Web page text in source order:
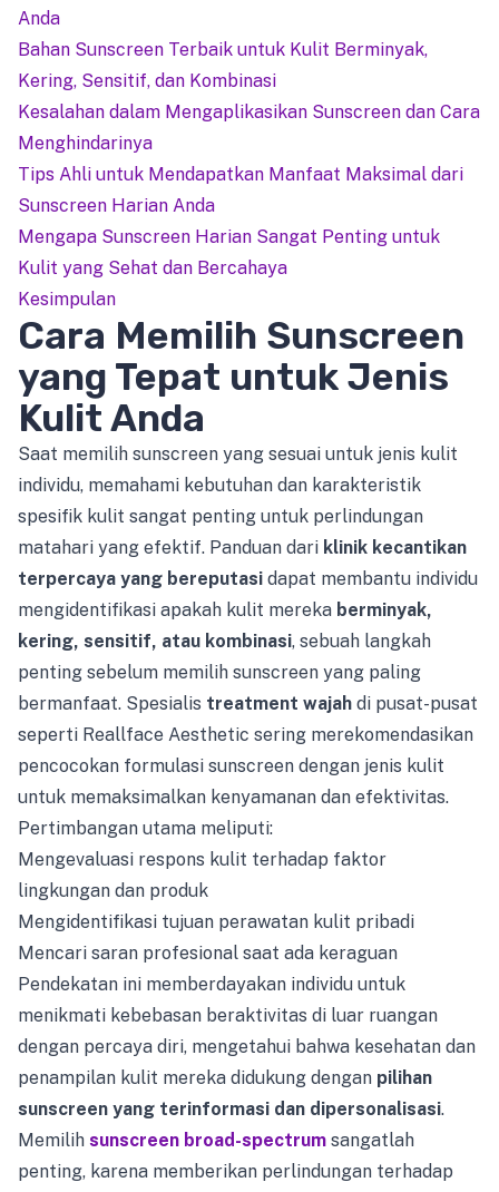
Anda
Bahan Sunscreen Terbaik untuk Kulit Berminyak,
Kering, Sensitif, dan Kombinasi
Kesalahan dalam Mengaplikasikan Sunscreen dan Cara
Menghindarinya
Tips Ahli untuk Mendapatkan Manfaat Maksimal dari
Sunscreen Harian Anda
Mengapa Sunscreen Harian Sangat Penting untuk
Kulit yang Sehat dan Bercahaya
Kesimpulan
Cara Memilih Sunscreen
yang Tepat untuk Jenis
Kulit Anda
Saat memilih sunscreen yang sesuai untuk jenis kulit
individu, memahami kebutuhan dan karakteristik
spesifik kulit sangat penting untuk perlindungan
matahari yang efektif. Panduan dari klinik kecantikan
terpercaya yang bereputasi dapat membantu individu
mengidentifikasi apakah kulit mereka berminyak,
kering, sensitif, atau kombinasi, sebuah langkah
penting sebelum memilih sunscreen yang paling
bermanfaat. Spesialis treatment wajah di pusat-pusat
seperti Reallface Aesthetic sering merekomendasikan
pencocokan formulasi sunscreen dengan jenis kulit
untuk memaksimalkan kenyamanan dan efektivitas.
Pertimbangan utama meliputi:
Mengevaluasi respons kulit terhadap faktor
lingkungan dan produk
Mengidentifikasi tujuan perawatan kulit pribadi
Mencari saran profesional saat ada keraguan
Pendekatan ini memberdayakan individu untuk
menikmati kebebasan beraktivitas di luar ruangan
dengan percaya diri, mengetahui bahwa kesehatan dan
penampilan kulit mereka didukung dengan pilihan
sunscreen yang terinformasi dan dipersonalisasi.
Memilih sunscreen broad-spectrum sangatlah
penting, karena memberikan perlindungan terhadap